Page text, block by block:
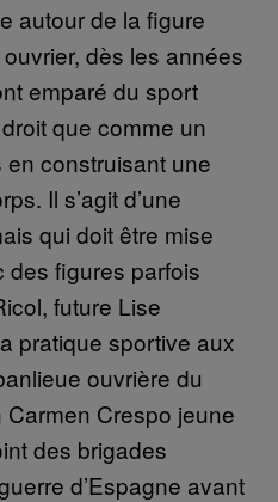
autour de la figure
dès les années
emparé du sport
que comme un
en construisant une
Il s’agit d’une
qui doit être mise
des figures parfois
future Lise
pratique sportive aux
ouvrière du
Crespo jeune
des brigades
d’Espagne avant